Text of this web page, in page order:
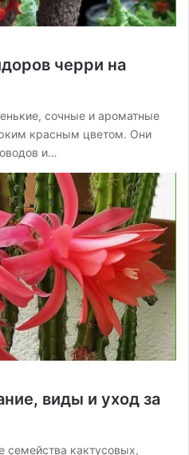
черри на
сочные и ароматные
красным цветом. Они
и…
виды и уход за
семейства кактусовых,